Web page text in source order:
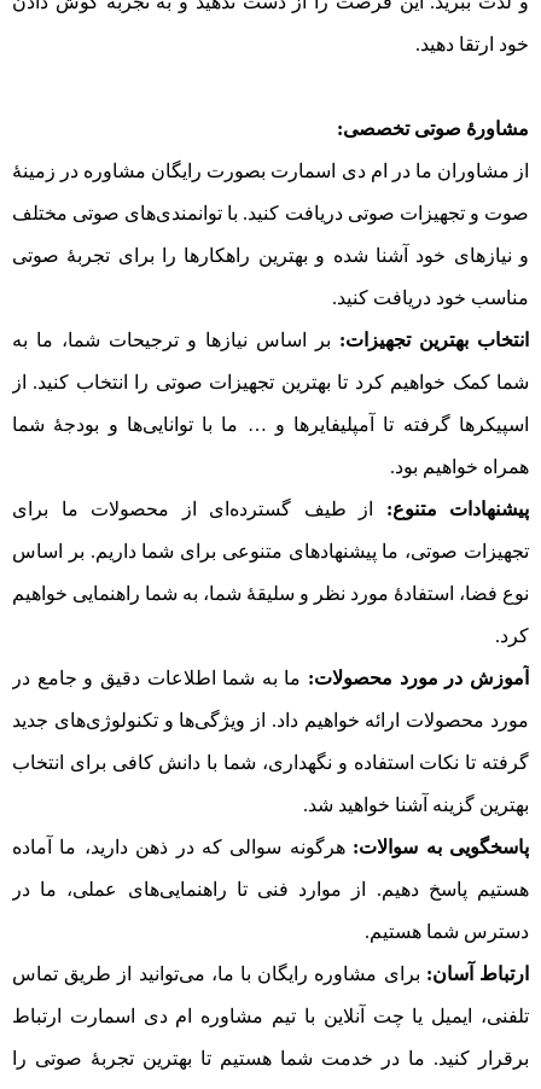
خود ارتقا دهید.
مشاورهٔ صوتی تخصصی:
از مشاوران ما در ام دی اسمارت بصورت رایگان مشاوره در زمینهٔ
صوت و تجهیزات صوتی دریافت کنید. با توانمندی‌های صوتی مختلف
و نیازهای خود آشنا شده و بهترین راهکارها را برای تجربهٔ صوتی
مناسب خود دریافت کنید.
انتخاب بهترین تجهیزات:بر اساس نیازها و ترجیحات شما، ما به
شما کمک خواهیم کرد تا بهترین تجهیزات صوتی را انتخاب کنید. از
اسپیکرها گرفته تا آمپلیفایرها و … ما با توانایی‌ها و بودجهٔ شما
همراه خواهیم بود.
پیشنهادات متنوع:از طیف گسترده‌ای از محصولات ما برای
تجهیزات صوتی، ما پیشنهادهای متنوعی برای شما داریم. بر اساس
نوع فضا، استفادهٔ مورد نظر و سلیقهٔ شما، به شما راهنمایی خواهیم
کرد.
آموزش در مورد محصولات:ما به شما اطلاعات دقیق و جامع در
مورد محصولات ارائه خواهیم داد. از ویژگی‌ها و تکنولوژی‌های جدید
گرفته تا نکات استفاده و نگهداری، شما با دانش کافی برای انتخاب
بهترین گزینه آشنا خواهید شد.
پاسخگویی به سوالات:هرگونه سوالی که در ذهن دارید، ما آماده
هستیم پاسخ دهیم. از موارد فنی تا راهنمایی‌های عملی، ما در
دسترس شما هستیم.
ارتباط آسان:برای مشاوره رایگان با ما، می‌توانید از طریق تماس
تلفنی، ایمیل یا چت آنلاین با تیم مشاوره ام دی اسمارت ارتباط
برقرار کنید. ما در خدمت شما هستیم تا بهترین تجربهٔ صوتی را